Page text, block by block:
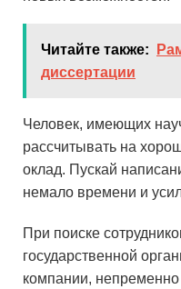
Читайте также:
диссертации
Человек, имеющих
рассчитывать на
оклад. Пускай
немало времени и
При поиске
государственной
компании, непременно